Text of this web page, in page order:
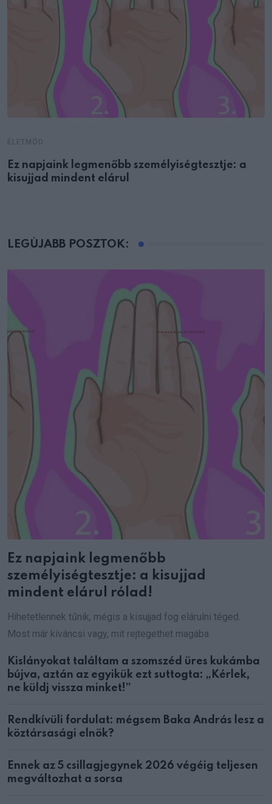
Ez napjaink legmenőbb személyiségtesztje: a
kisujjad mindent elárul
LEGÚJABB POSZTOK:
Ez napjaink legmenőbb
személyiségtesztje: a kisujjad
mindent elárul rólad!
Hihetetlennek tűnik, mégis a kisujjad fog elárulni téged.
Most már kíváncsi vagy, mit rejtegethet magába
Kislányokat találtam a szomszéd üres kukámba
bújva, aztán az egyikük ezt suttogta: „Kérlek,
ne küldj vissza minket!”
Rendkívüli fordulat: mégsem Baka András lesz a
köztársasági elnök?
Ennek az 5 csillagjegynek 2026 végéig teljesen
megváltozhat a sorsa